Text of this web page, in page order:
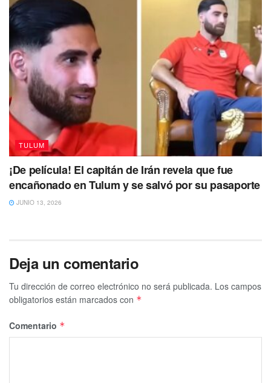
TULUM
¡De película! El capitán de Irán revela que fue
encañonado en Tulum y se salvó por su pasaporte
JUNIO 13, 2026
Deja un comentario
Tu dirección de correo electrónico no será publicada. Los campos
obligatorios están marcados con *
Comentario *